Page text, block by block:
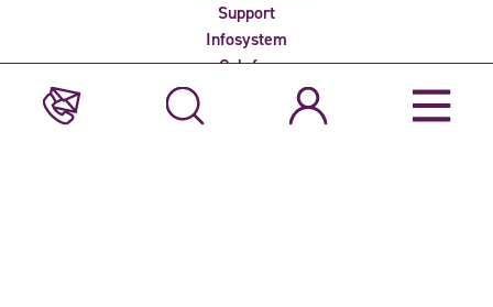
Support
Infosystem
Colofon
Privacyverklaring